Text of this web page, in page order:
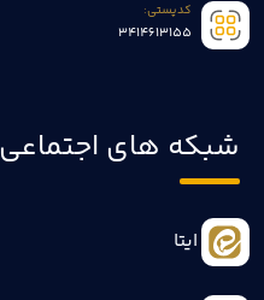
کدپستی:
3414613155
شبکه های اجتماعی
ایتا